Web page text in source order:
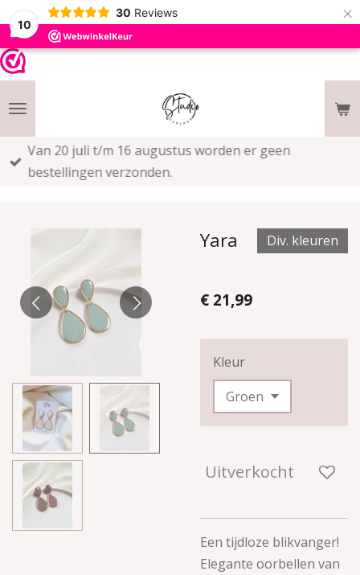
10
30 Reviews ×
Van 20 juli t/m 16 augustus worden er geen
bestellingen verzonden.
Yara Div. kleuren
€ 21,99
Kleur
Uitverkocht
Een tijdloze blikvanger!
Elegante oorbellen van